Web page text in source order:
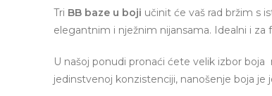
Tri BB baze u boji učinit će vaš rad bržim s
elegantnim i nježnim nijansama. Idealni i za
U našoj ponudi pronaći ćete velik izbor
jedinstvenoj konzistenciji, nanošenje boja je